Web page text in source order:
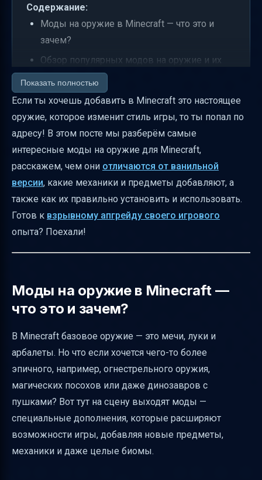
Содержание:
Моды на оружие в Minecraft — что это и
зачем?
Обзор популярных модов на оружие и их
особенности
Какой игровой опыт дают моды на оружие?
Совместимость и версии
Установка и настройка модов на оружие
Балансировка и влияние на прогрессию
Известные проблемы и их решения
Примеры игровых сценариев с модами на
оружие
Советы по оптимизации и безопасности
Полезные ссылки
Показать полностью
Если ты хочешь добавить в Minecraft это настоящее
оружие, которое изменит стиль игры, то ты попал по
адресу! В этом посте мы разберём самые
интересные моды на оружие для Minecraft,
расскажем, чем они отличаются от ванильной
версии, какие механики и предметы добавляют, а
также как их правильно установить и использовать.
Готов к взрывному апгрейду своего игрового
опыта? Поехали!
Моды на оружие в Minecraft —
что это и зачем?
В Minecraft базовое оружие — это мечи, луки и
арбалеты. Но что если хочется чего-то более
эпичного, например, огнестрельного оружия,
магических посохов или даже динозавров с
пушками? Вот тут на сцену выходят моды —
специальные дополнения, которые расширяют
возможности игры, добавляя новые предметы,
механики и даже целые биомы.